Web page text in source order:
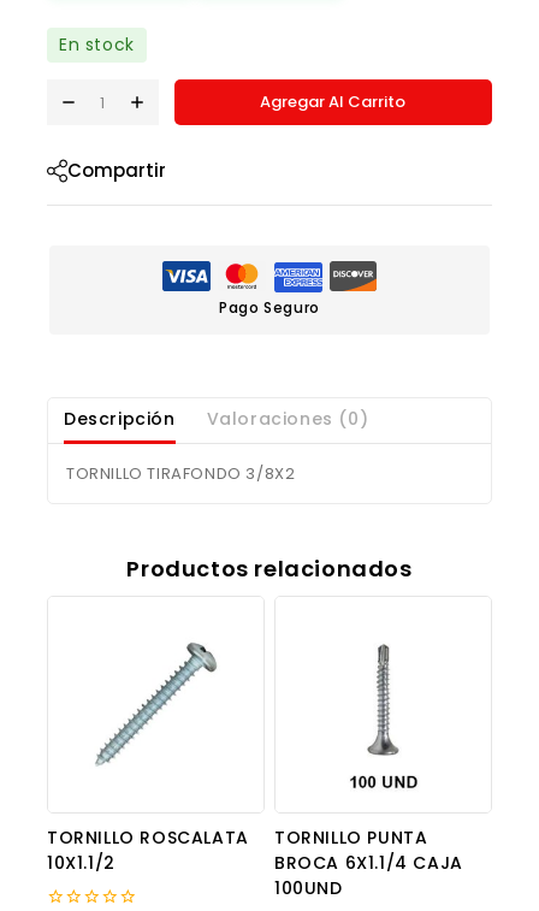
En stock
Agregar Al Carrito
Compartir
Pago Seguro
Descripción Valoraciones (0)
TORNILLO TIRAFONDO 3/8X2
Productos relacionados
TORNILLO ROSCALATA
10X1.1/2
TORNILLO PUNTA
BROCA 6X1.1/4 CAJA
100UND